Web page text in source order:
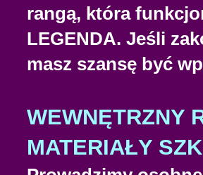
rangą, która
LEGENDA. Jeśli
masz szansę być
WEWNĘTRZNY
MATERIAŁY